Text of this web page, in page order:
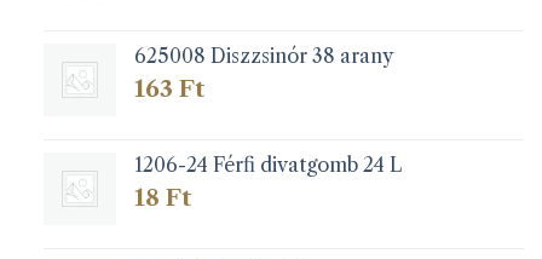
625008 Diszzsinór 38 arany
163 Ft
1206-24 Férfi divatgomb 24 L
18 Ft